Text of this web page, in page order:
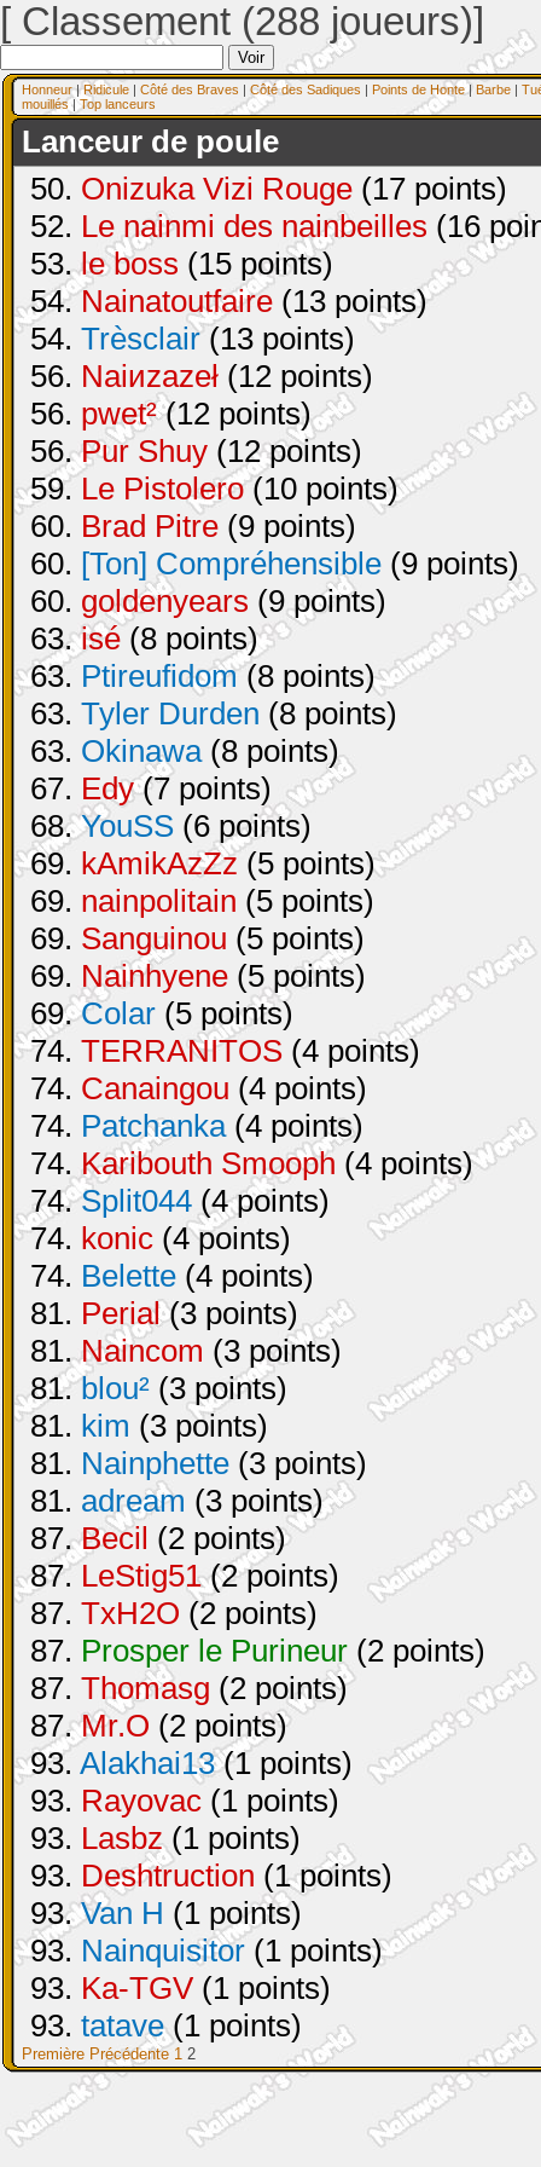
[ Classement (288 joueurs)]
Honneur|Ridicule | Côté des Braves | Côté des Sadiques | Points de Honte| Barbe |
mouillés| Top lanceurs
Lanceur de poule
50. Onizuka Vizi Rouge (17 points)
52. Le nainmi des nainbeilles (16
53.le boss (15 points)
54.Nainatoutfaire (13 points)
54. Trèsclair(13 points)
56. Naiиzazeł (12 points)
56. pwet²(12 points)
56.Pur Shuy (12 points)
59. Le Pistolero(10 points)
60. Brad Pitre (9 points)
60. [Ton] Compréhensible (9 points)
60. goldenyears (9 points)
63.isé (8 points)
63. Ptireufidom(8 points)
63. Tyler Durden (8 points)
63. Okinawa(8 points)
67. Edy(7 points)
68.YouSS (6 points)
69. kAmikAzZz (5 points)
69. nainpolitain (5 points)
69. Sanguinou (5 points)
69. Nainhyene (5 points)
69.Colar (5 points)
74. TERRANITOS (4 points)
74. Canaingou (4 points)
74. Patchanka(4 points)
74. Karibouth Smooph (4 points)
74.Split044 (4 points)
74. konic (4 points)
74. Belette (4 points)
81. Perial(3 points)
81.Naincom (3 points)
81.blou² (3 points)
81. kim (3 points)
81. Nainphette (3 points)
81. adream (3 points)
87.Becil (2 points)
87. LeStig51(2 points)
87. TxH2O (2 points)
87. Prosper le Purineur (2 points)
87. Thomasg (2 points)
87.Mr.O (2 points)
93. Alakhai13(1 points)
93. Rayovac (1 points)
93. Lasbz(1 points)
93. Deshtruction (1 points)
93.Van H (1 points)
93. Nainquisitor (1 points)
93. Ka-TGV (1 points)
93. tatave(1 points)
Première Précédente 1 2